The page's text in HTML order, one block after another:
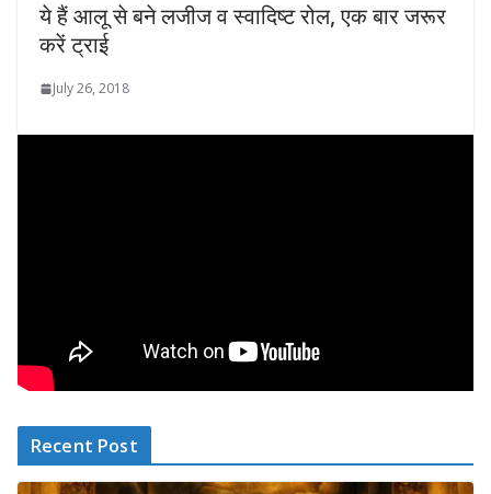
ये हैं आलू से बने लजीज व स्वादिष्ट रोल, एक बार जरूर
करें ट्राई
July 26, 2018
Recent Post